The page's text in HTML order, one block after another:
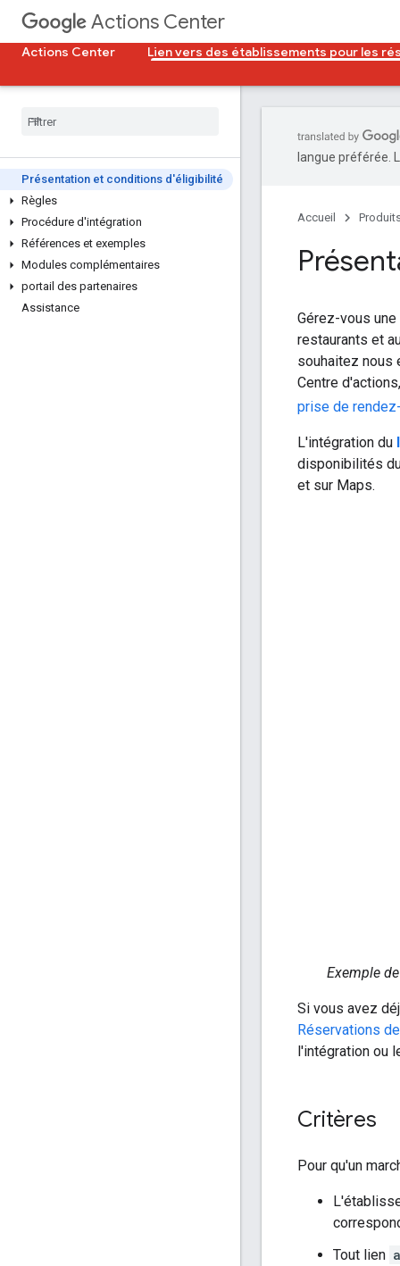
Actions Center
Actions Center
Lien vers des établissements pour les
Présentation et conditions d'éligibilité
Règles
Procédure d'intégration
Références et exemples
Modules complémentaires
portail des partenaires
Assistance
langue préférée.
Accueil
Gérez-vous
restaurants et
souhaitez nous
Centre
prise de
L'intégration du
disponibilités
et sur Maps.
Exemple
Si vous avez
Réservations
l'intégration ou
Critères
Pour qu'un
Tout lien